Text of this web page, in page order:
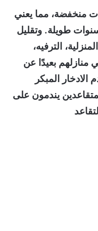
منخفضة، مما يعني
طويلة. وتقليل
الترفيه،
منازلهم بعيدًا عن
الادخار المبكر
أن 22% من المتقاعدين يندمون على